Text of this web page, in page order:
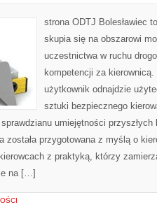
strona ODTJ Bolesławiec
skupia się na obszarowi
uczestnictwa w ruchu
kompetencji za
użytkownik odnajdzie
sztuki bezpiecznego
umiejętności przyszłych
została przygotowana z myślą o
z praktyką, którzy
na […]